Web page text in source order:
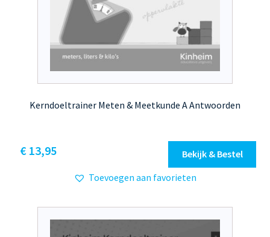
Kerndoeltrainer Meten & Meetkunde A Antwoorden
€13,95
Bekijk & Bestel
Toevoegen aan favorieten